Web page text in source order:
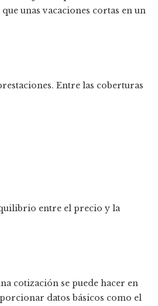
unas vacaciones cortas en un
Entre las coberturas
entre el precio y la
cotización se puede hacer en
datos básicos como el